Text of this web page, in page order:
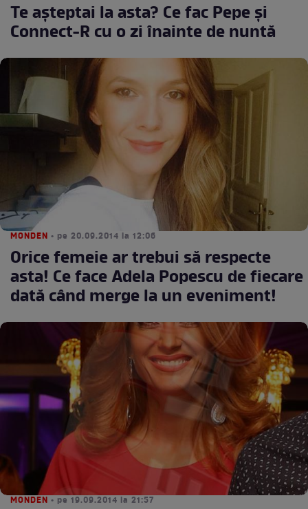
Te aşteptai la asta? Ce fac Pepe şi
Connect-R cu o zi înainte de nuntă
MONDEN • pe 20.09.2014 la 12:06
Orice femeie ar trebui să respecte
asta! Ce face Adela Popescu de fiecare
dată când merge la un eveniment!
MONDEN • pe 19.09.2014 la 21:57